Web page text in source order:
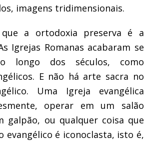
imagens tridimensionais.
a ortodoxia preserva é a
Igrejas Romanas acabaram se
longo dos séculos, como
E não há arte sacra no
Uma Igreja evangélica
operar em um salão
galpão, ou qualquer coisa que
evangélico é iconoclasta, isto é,